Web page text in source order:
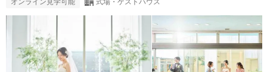
オンライン見学可能 式場・ゲストハウス